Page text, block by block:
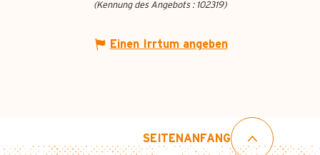
(Kennung des Angebots : 102319)
Einen Irrtum angeben
SEITENANFANG